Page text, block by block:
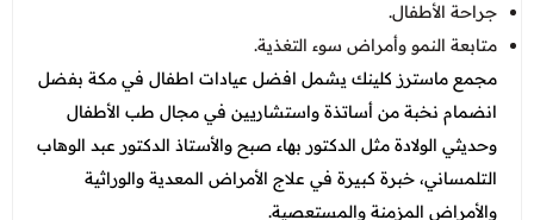
جراحة الأطفال.
متابعة النمو وأمراض سوء التغذية.
مجمع ماسترز كلينك يشمل افضل عيادات اطفال في مكة بفضل
انضمام نخبة من أساتذة واستشاريين في مجال طب الأطفال
وحديثي الولادة مثل الدكتور بهاء صبح والأستاذ الدكتور عبد الوهاب
التلمساني، خبرة كبيرة في علاج الأمراض المعدية والوراثية
والأمراض المزمنة والمستعصية.